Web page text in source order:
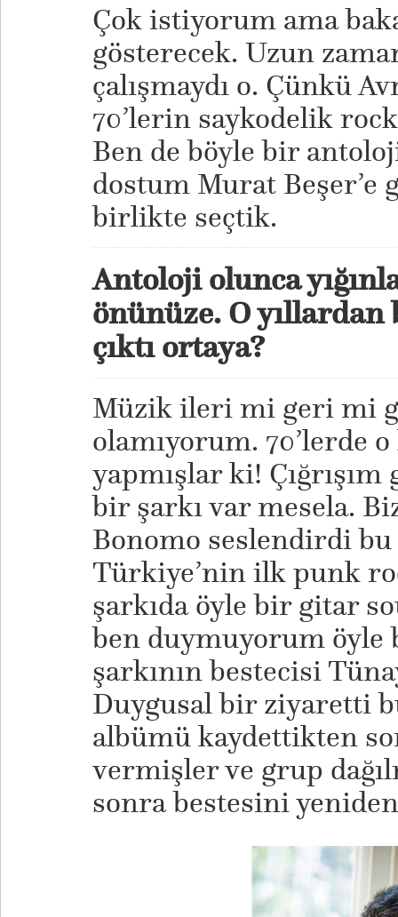
Çok istiyorum ama
gösterecek. Uzun
çalışmaydı o. Çünkü
70’lerin saykodelik
Ben de böyle bir
dostum Murat Beşer’e
birlikte seçtik.
Antoloji olunca
önünüze. O yıllardan
çıktı ortaya?
Müzik ileri mi geri mi
olamıyorum. 70’lerde
yapmışlar ki!
bir şarkı var mesela.
Bonomo seslendirdi bu
Türkiye’nin ilk punk
şarkıda öyle bir gitar
ben duymuyorum öyle
şarkının bestecisi
Duygusal bir ziyaretti
albümü kaydettikten
vermişler ve grup
sonra bestesini